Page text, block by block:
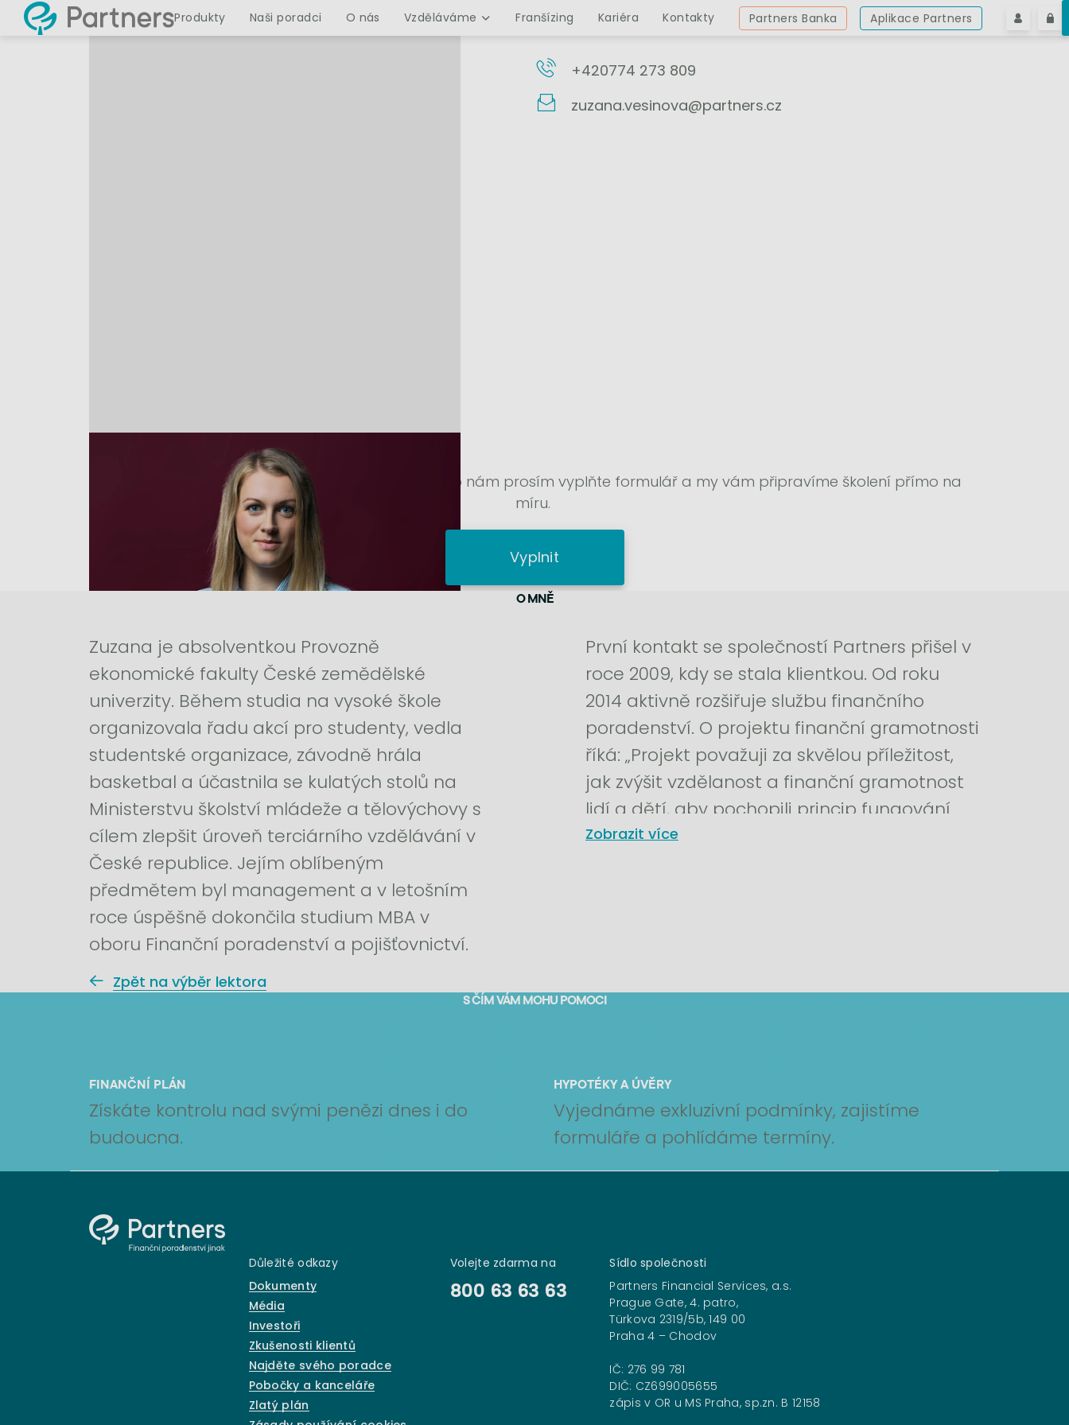
Produkty Naši poradci O nás Vzděláváme Franšízing Kariéra Kontakty Partners Banka Aplikace Partners
+420774 273 809
zuzana.vesinova@partners.cz
Školení si objednejte buďto přímo u školitele, nebo nám prosím vyplňte formulář a my vám připravíme školení přímo na
míru.
Vyplnit
O MNĚ
Zuzana je absolventkou Provozně
ekonomické fakulty České zemědělské
univerzity. Během studia na vysoké škole
organizovala řadu akcí pro studenty, vedla
studentské organizace, závodně hrála
basketbal a účastnila se kulatých stolů na
Ministerstvu školství mládeže a tělovýchovy s
cílem zlepšit úroveň terciárního vzdělávání v
České republice. Jejím oblíbeným
předmětem byl management a v letošním
roce úspěšně dokončila studium MBA v
oboru Finanční poradenství a pojišťovnictví.
Zpět na výběr lektora
První kontakt se společností Partners přišel v
roce 2009, kdy se stala klientkou. Od roku
2014 aktivně rozšiřuje službu finančního
poradenství. O projektu finanční gramotnosti
říká: „Projekt považuji za skvělou příležitost,
jak zvýšit vzdělanost a finanční gramotnost
lidí a dětí, aby pochopili princip fungování
peněz a finančního trhu.”
Zobrazit více
S ČÍM VÁM MOHU POMOCI
FINANČNÍ PLÁN
Získáte kontrolu nad svými penězi dnes i do
budoucna.
HYPOTÉKY A ÚVĚRY
Vyjednáme exkluzivní podmínky, zajistíme
formuláře a pohlídáme termíny.
Důležité odkazy
Dokumenty
Média
Investoři
Zkušenosti klientů
Najděte svého poradce
Pobočky a kanceláře
Zlatý plán
Volejte zdarma na
800 63 63 63
Sídlo společnosti
Partners Financial Services, a.s.
Prague Gate, 4. patro,
Türkova 2319/5b, 149 00
Praha 4 – Chodov
IČ: 276 99 781
DIČ: CZ699005655
zápis v OR u MS Praha, sp.zn. B 12158